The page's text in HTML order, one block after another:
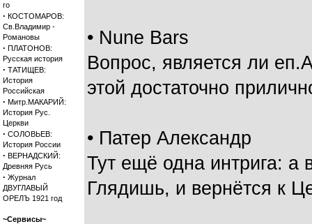
го
· КОСТОМАРОВ:
Св.Владимир -
Романовы
· ПЛАТОНОВ:
Русская история
· ТАТИЩЕВ:
История
Российская
· Митр.МАКАРИЙ:
История Рус.
Церкви
· СОЛОВЬЕВ:
История России
· ВЕРНАДСКИЙ:
Древняя Русь
· Журнал
ДВУГЛАВЫЙ
ОРЕЛЪ 1921 год
~Сервисы~
• Nune Bars
Вопрос, является ли
этой достаточно
• Патер Александр
Тут ещё одна интрига: а
Глядишь, и вернётся к